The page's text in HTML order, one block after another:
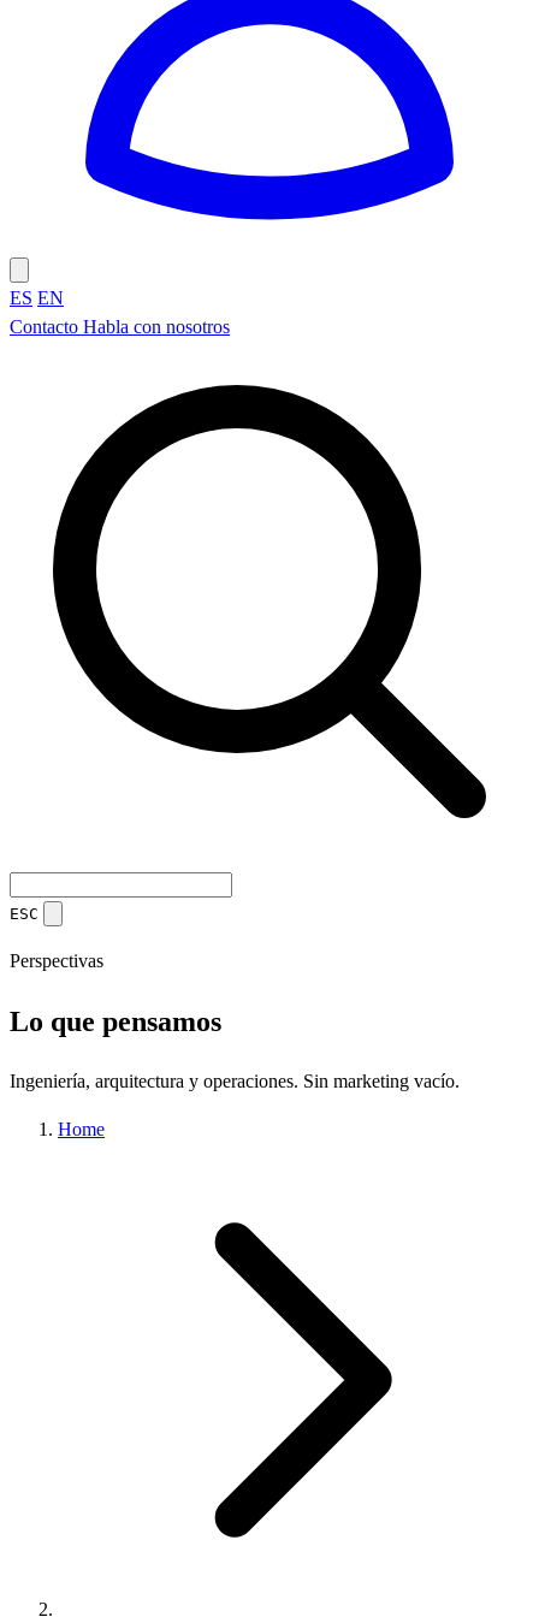
ES EN
Contacto Habla con nosotros
ESC
Perspectivas
Lo que pensamos
Ingeniería, arquitectura y operaciones. Sin marketing vacío.
Home